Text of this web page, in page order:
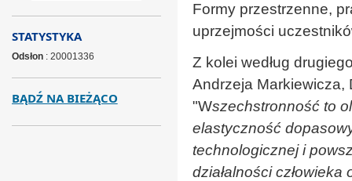
Formy przestrzenne,
uprzejmości
Z kolei według
Andrzeja Markiewicza,
"Wszechstronność to
elastyczność
technologicznej i
działalności
STATYSTYKA
Odsłon: 20001336
BĄDŹ NA BIEŻĄCO